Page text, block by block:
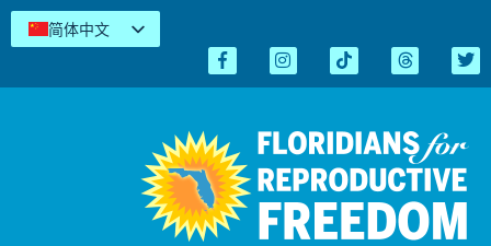
简体中文
Español